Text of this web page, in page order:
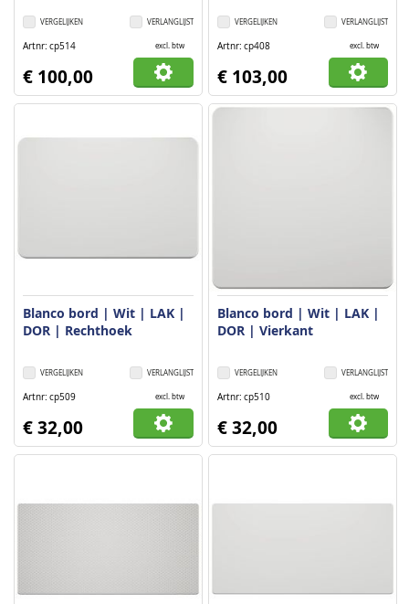
VERLANGLIJST
VERGELIJKEN
Artnr cp514 excl. btw
€ 100,00
VERLANGLIJST
VERGELIJKEN
Artnr cp408 excl. btw
€ 103,00
Blanco bord | Wit | LAK |
DOR | Rechthoek
VERLANGLIJST
VERGELIJKEN
Artnr cp509 excl. btw
€ 32,00
Blanco bord | Wit | LAK |
DOR | Vierkant
VERLANGLIJST
VERGELIJKEN
Artnr cp510 excl. btw
€ 32,00